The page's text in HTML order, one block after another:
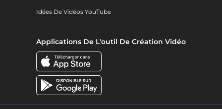
Idées De Vidéos YouTube
Applications De L'outil De Création Vidéo